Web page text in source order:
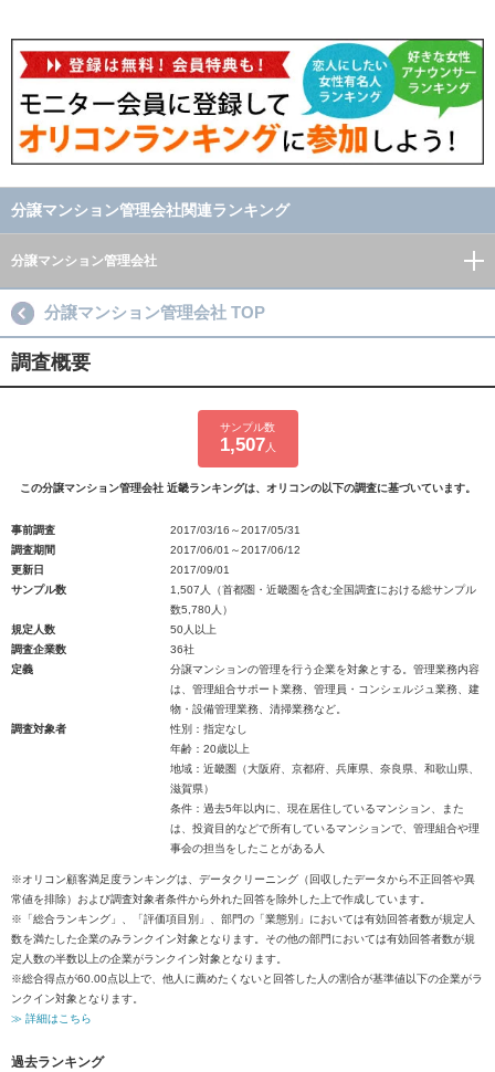
分譲マンション管理会社関連ランキング
分譲マンション管理会社
分譲マンション管理会社 TOP
調査概要
サンプル数
1,507 人
この分譲マンション管理会社 近畿ランキングは、オリコンの以下の調査に基づいています。
事前調査
2017/03/16～2017/05/31
調査期間
2017/06/01～2017/06/12
更新日
2017/09/01
サンプル数
1,507人（首都圏・近畿圏を含む全国調査における総サンプル
数5,780人）
規定人数
50人以上
調査企業数
36社
定義
分譲マンションの管理を行う企業を対象とする。管理業務内容
は、管理組合サポート業務、管理員・コンシェルジュ業務、建
物・設備管理業務、清掃業務など。
調査対象者
性別：指定なし
年齢：20歳以上
地域：近畿圏（大阪府、京都府、兵庫県、奈良県、和歌山県、
滋賀県）
条件：過去5年以内に、現在居住しているマンション、また
は、投資目的などで所有しているマンションで、管理組合や理
事会の担当をしたことがある人
※オリコン顧客満足度ランキングは、データクリーニング（回収したデータから不正回答や異
常値を排除）および調査対象者条件から外れた回答を除外した上で作成しています。
※「総合ランキング」、「評価項目別」、部門の「業態別」においては有効回答者数が規定人
数を満たした企業のみランクイン対象となります。その他の部門においては有効回答者数が規
定人数の半数以上の企業がランクイン対象となります。
※総合得点が60.00点以上で、他人に薦めたくないと回答した人の割合が基準値以下の企業がラ
ンクイン対象となります。
≫ 詳細はこちら
過去ランキング